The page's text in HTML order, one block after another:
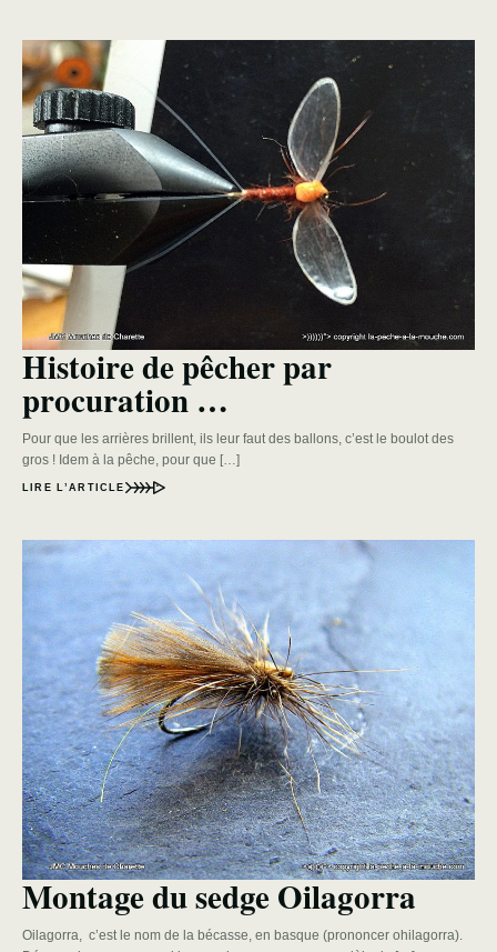
Histoire de pêcher par
procuration …
Pour que les arrières brillent, ils leur faut des ballons, c’est le boulot des
gros ! Idem à la pêche, pour que […]
LIRE L’ARTICLE
Montage du sedge Oilagorra
Oilagorra, c’est le nom de la bécasse, en basque (prononcer ohilagorra).